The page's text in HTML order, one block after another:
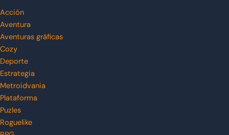
Acción
Aventura
Aventuras gráficas
Cozy
Deporte
Estrategia
Metroidvania
Plataforma
Puzles
Roguelike